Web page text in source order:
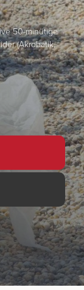
50-minütige
(Akrobatik,